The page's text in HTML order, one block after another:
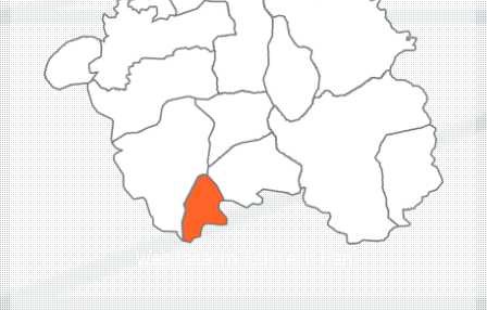
Web Tasarımı Eskişehir Han